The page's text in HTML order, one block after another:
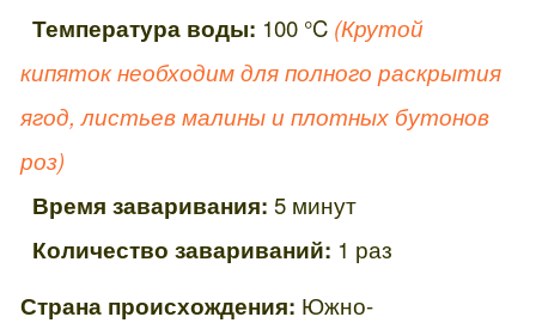
Температура воды: 100 °C (Крутой
кипяток необходим для полного раскрытия
ягод, листьев малины и плотных бутонов
роз)
Время заваривания: 5 минут
Количество завариваний: 1 раз
Страна происхождения: Южно-